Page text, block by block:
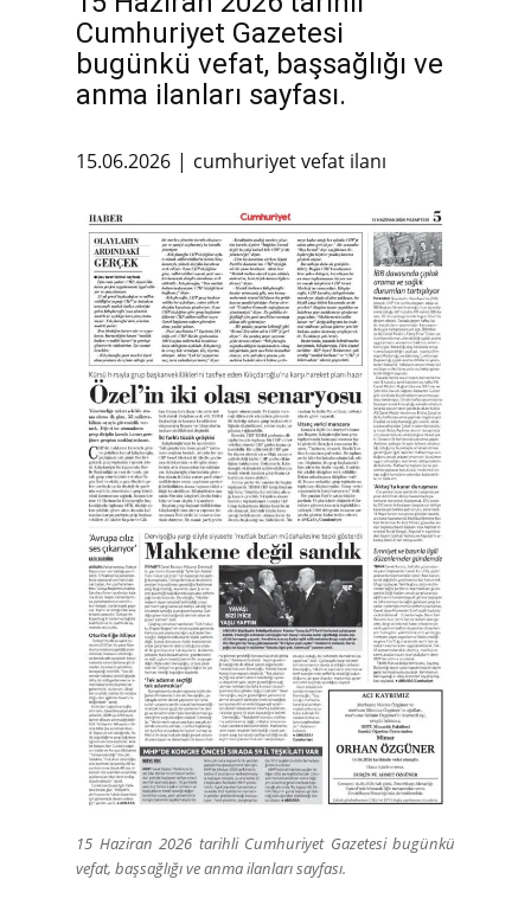
Cumhuriyet Gazetesi
bugünkü vefat, başsağlığı ve
anma ilanları sayfası.
15.06.2026 cumhuriyet vefat ilanı
15 Haziran 2026 tarihli Cumhuriyet Gazetesi bugünkü
vefat, başsağlığı ve anma ilanları sayfası.